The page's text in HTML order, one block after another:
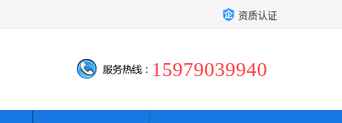
资质认证
15979039940